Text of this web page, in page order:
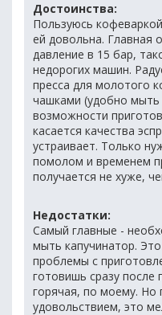
Достоинства:
Пользуюсь
ей довольна. Главная
давление в 15 бар,
недорогих машин.
пресса для молотого
чашками (удобно мыть
возможности
касается качества
устраивает. Только
помолом и временем
получается не хуже,
Недостатки:
Самый главные -
мыть капучинатор.
проблемы с
готовишь сразу после
горячая, по моему. Но
удовольствием, это